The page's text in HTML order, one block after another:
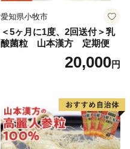
愛知県小牧市
＜5ヶ月に1度、2回送付＞乳
酸菌粒 山本漢方 定期便
20,000円